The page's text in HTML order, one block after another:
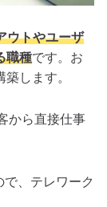
ウトやユーザ
職種です。お
します。
から直接仕事
、テレワーク